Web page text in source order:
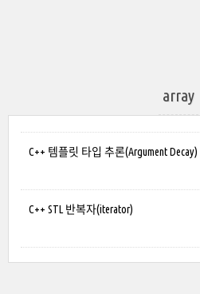
array
C++ 템플릿 타입 추론(Argument Decay)
C++ STL 반복자(iterator)